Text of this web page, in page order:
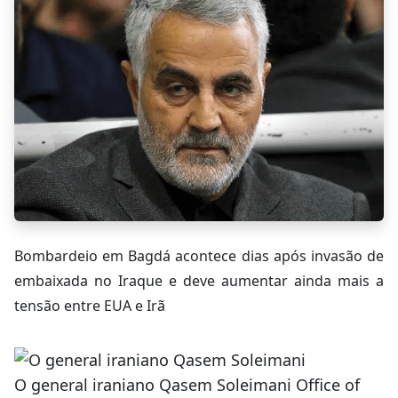
Bombardeio em Bagdá acontece dias após invasão de
embaixada no Iraque e deve aumentar ainda mais a
tensão entre EUA e Irã
O general iraniano Qasem Soleimani Office of